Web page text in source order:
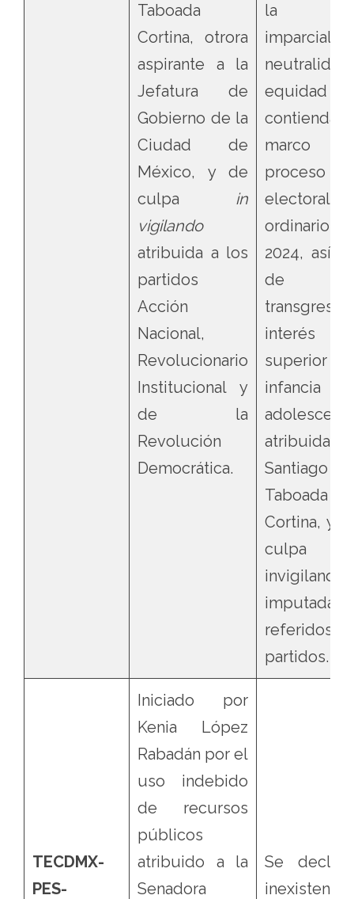
Taboada
Cortina, otrora
aspirante a la
Jefatura de
Gobierno de la
Ciudad de
México, y de
culpa in
vigilando
atribuida a los
partidos
Acción
Nacional,
Revolucionario
Institucional y
de la
Revolución
Democrática.
la
equidad
contienda
marco
proceso
electoral
ordinario
2024, así
de
interés
superior
Santiago
Taboada
Cortina, y
culpa
invigilando
imputada
referidos
partidos.
TECDMX-
PES-
Iniciado por
Kenia López
Rabadán por el
uso indebido
de recursos
públicos
atribuido a la
Senadora
Se